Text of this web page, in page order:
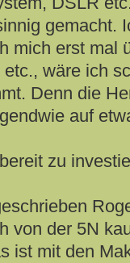
gemacht.
mich erst mal
wäre ich
Denn die
auf
zu
von der 5N
ist mit den